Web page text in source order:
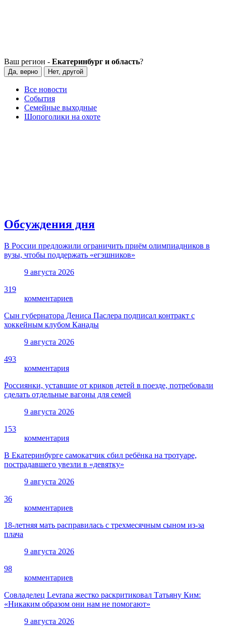
Ваш регион - Екатеринбург и область?
Да, верно Нет, другой
Все новости
События
Семейные выходные
Шопоголики на охоте
Обсуждения дня
В России предложили ограничить приём олимпиадников в
вузы, чтобы поддержать «егэшников»
9 августа 2026
319
комментариев
Сын губернатора Дениса Паслера подписал контракт с
хоккейным клубом Канады
9 августа 2026
493
комментария
Россиянки, уставшие от криков детей в поезде, потребовали
сделать отдельные вагоны для семей
9 августа 2026
153
комментария
В Екатеринбурге самокатчик сбил ребёнка на тротуаре,
пострадавшего увезли в «девятку»
9 августа 2026
36
комментариев
18-летняя мать расправилась с трехмесячным сыном из-за
плача
9 августа 2026
98
комментариев
Совладелец Levrana жестко раскритиковал Татьяну Ким:
«Никаким образом они нам не помогают»
9 августа 2026